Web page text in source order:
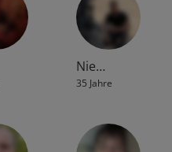
Nie…
35 Jahre